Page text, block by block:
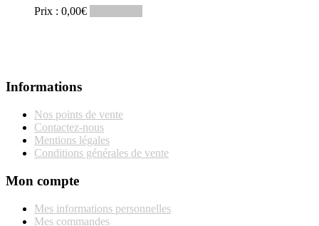
Prix : 0,00€
Informations
Nos points de vente
Contactez-nous
Mentions légales
Conditions générales de vente
Mon compte
Mes informations personnelles
Mes commandes